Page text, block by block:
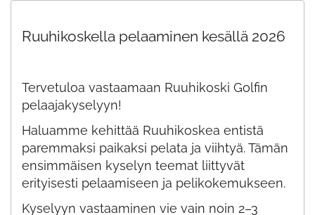
Ruuhikoskella pelaaminen kesällä 2026
Tervetuloa vastaamaan Ruuhikoski Golfin
pelaajakyselyyn!
Haluamme kehittää Ruuhikoskea entistä
paremmaksi paikaksi pelata ja viihtyä. Tämän
ensimmäisen kyselyn teemat liittyvät
erityisesti pelaamiseen ja pelikokemukseen.
Kyselyyn vastaaminen vie vain noin 2–3